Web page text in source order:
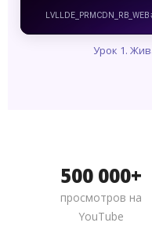
Урок 1.
500 000+
просмотров на
YouTube